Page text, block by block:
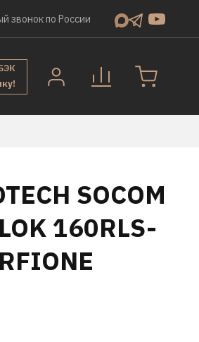
звонок по России
SOCOM
160RLS-